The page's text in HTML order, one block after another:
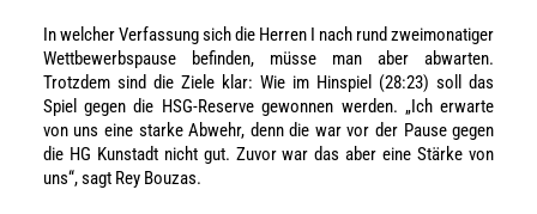
In welcher Verfassung sich die Herren I nach rund zweimonatiger
Wettbewerbspause befinden, müsse man aber abwarten.
Trotzdem sind die Ziele klar: Wie im Hinspiel (28:23) soll das
Spiel gegen die HSG-Reserve gewonnen werden. „Ich erwarte
von uns eine starke Abwehr, denn die war vor der Pause gegen
die HG Kunstadt nicht gut. Zuvor war das aber eine Stärke von
uns“, sagt Rey Bouzas.